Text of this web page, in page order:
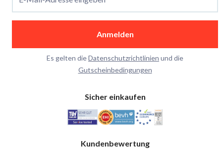
Anmelden
Es gelten dieDatenschutzrichtlinien und die
Gutscheinbedingungen
Sicher einkaufen
Kundenbewertung